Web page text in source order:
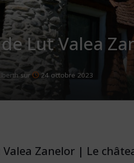
Lut Valea
sur 24 octobre 2023
Zanelor | Le